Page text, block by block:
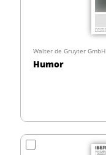
Walter de Gruyter GmbH
Humor